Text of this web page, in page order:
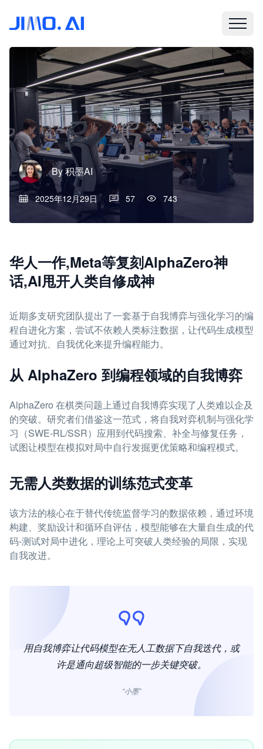
By积墨AI
2025年12月29日 57 743
华人一作,Meta等复刻AlphaZero神
话,AI甩开人类自修成神
近期多支研究团队提出了一套基于自我博弈与强化学习的编
程自进化方案，尝试不依赖人类标注数据，让代码生成模型
通过对抗、自我优化来提升编程能力。
从 AlphaZero 到编程领域的自我博弈
AlphaZero 在棋类问题上通过自我博弈实现了人类难以企及
的突破。研究者们借鉴这一范式，将自我对弈机制与强化学
习（SWE-RL/SSR）应用到代码搜索、补全与修复任务，
试图让模型在模拟对局中自行发掘更优策略和编程模式。
无需人类数据的训练范式变革
该方法的核心在于替代传统监督学习的数据依赖，通过环境
构建、奖励设计和循环自评估，模型能够在大量自生成的代
码-测试对局中进化，理论上可突破人类经验的局限，实现
自我改进。
用自我博弈让代码模型在无人工数据下自我迭代，或
许是通向超级智能的一步关键突破。
“小墨”